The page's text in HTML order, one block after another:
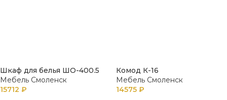
Шкаф для белья ШО-400.5
Мебель Смоленск
15712 ₽
Комод К-16
Мебель Смоленск
14575 ₽